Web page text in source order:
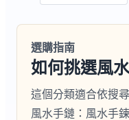
選購指南
如何挑選風
這個分類適合依搜
風水手鏈：風水手